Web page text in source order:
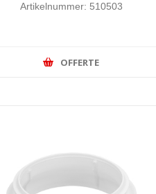
Artikelnummer: 510503
OFFERTE